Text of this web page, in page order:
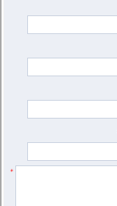
*